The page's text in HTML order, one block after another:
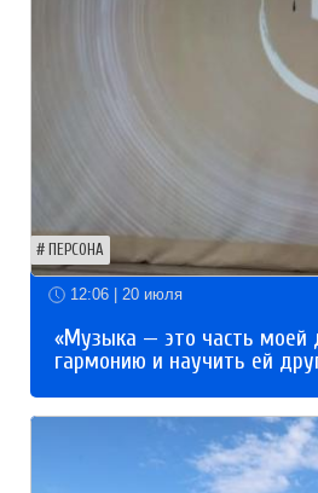
ПЕРСОНА
12:06 | 20 июля
«Музыка — это часть моей
гармонию и научить ей